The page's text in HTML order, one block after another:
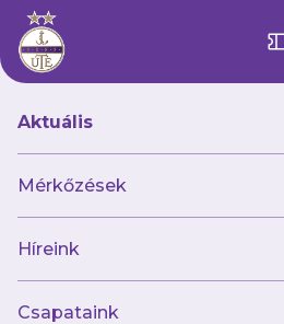
Aktuális
Mérkőzések
Híreink
Csapataink